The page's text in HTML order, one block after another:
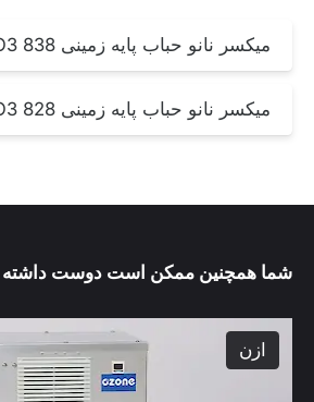
میکسر نانو حباب پایه زمینی 838 O3
میکسر نانو حباب پایه زمینی 828 O3
شما همچنین ممکن است دوست داشته
ازن